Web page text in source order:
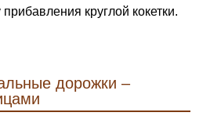
круглой кокетки.
дорожки –